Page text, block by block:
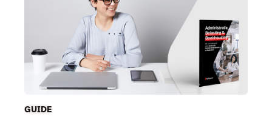
GUIDE